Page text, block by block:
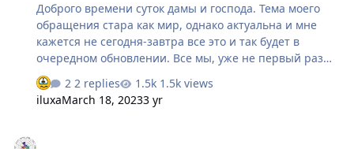
Доброго времени суток дамы и господа. Тема моего
обращения стара как мир, однако актуальна и мне
кажется не сегодня-завтра все это и так будет в
очередном обновлении. Все мы, уже не первый раз
закрываем лигу в 7200 очков, первые костюмы
получены, мотивация фармить арену и тем более
делать это свыше максимального количества очков в
2 replies
1.5k views
iluxaMarch 18, 20233 yr